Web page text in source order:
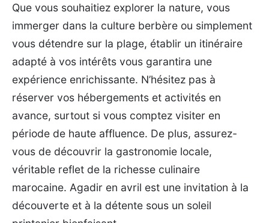
Que vous souhaitiez explorer la nature, vous
immerger dans la culture berbère ou simplement
vous détendre sur la plage, établir un itinéraire
adapté à vos intérêts vous garantira une
expérience enrichissante. N’hésitez pas à
réserver vos hébergements et activités en
avance, surtout si vous comptez visiter en
période de haute affluence. De plus, assurez-
vous de découvrir la gastronomie locale,
véritable reflet de la richesse culinaire
marocaine. Agadir en avril est une invitation à la
découverte et à la détente sous un soleil